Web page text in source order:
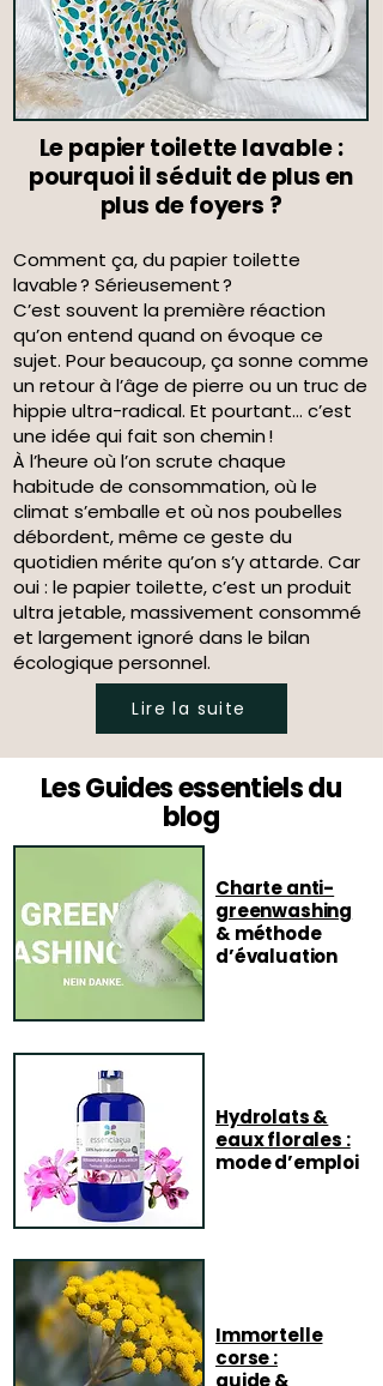
Le papier toilette lavable :
pourquoi il séduit de plus en
plus de foyers ?
Comment ça, du papier toilette
lavable ? Sérieusement ?
C’est souvent la première réaction
qu’on entend quand on évoque ce
sujet. Pour beaucoup, ça sonne comme
un retour à l’âge de pierre ou un truc de
hippie ultra-radical. Et pourtant… c’est
une idée qui fait son chemin !
À l’heure où l’on scrute chaque
habitude de consommation, où le
climat s’emballe et où nos poubelles
débordent, même ce geste du
quotidien mérite qu’on s’y attarde. Car
oui : le papier toilette, c’est un produit
ultra jetable, massivement consommé
et largement ignoré dans le bilan
écologique personnel.
Lire la suite
Les Guides essentiels du
blog
Charte anti-
greenwashing
& méthode
d’évaluation
Hydrolats &
eaux florales :
mode d’emploi
Immortelle
corse :
guide &